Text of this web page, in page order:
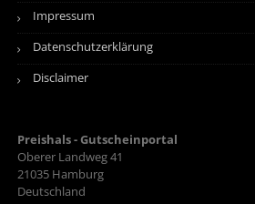
Impressum
Datenschutzerklärung
Disclaimer
Preishals - Gutscheinportal
Oberer Landweg 41
21035 Hamburg
Deutschland